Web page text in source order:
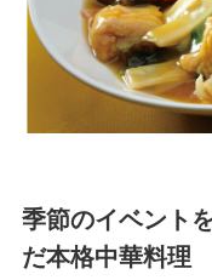
季節のイベント
だ本格中華料理